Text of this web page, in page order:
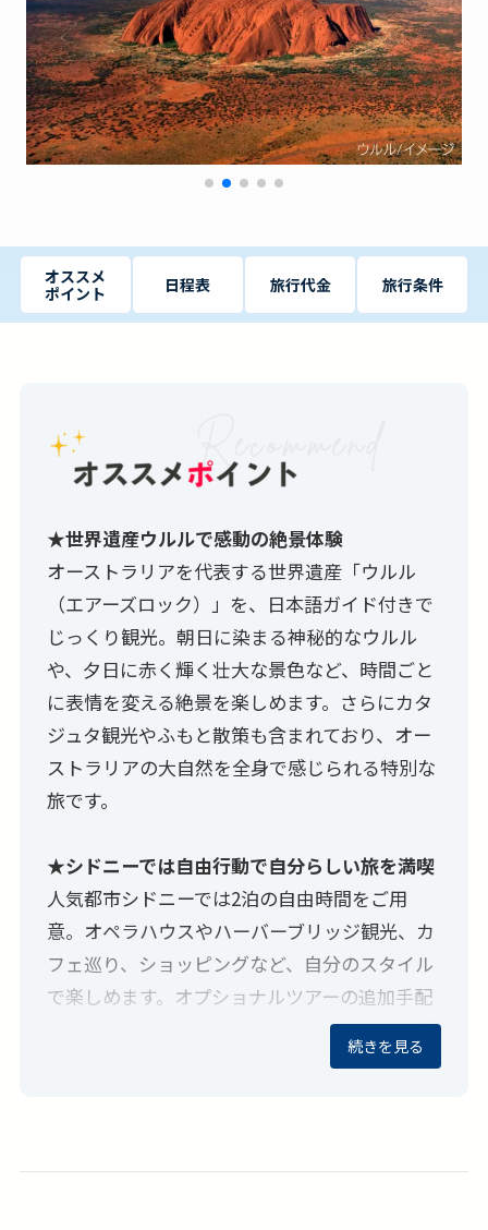
オススメ
ポイント
日程表 旅行代金 旅行条件
★世界遺産ウルルで感動の絶景体験
オーストラリアを代表する世界遺産「ウルル
（エアーズロック）」を、日本語ガイド付きで
じっくり観光。朝日に染まる神秘的なウルル
や、夕日に赤く輝く壮大な景色など、時間ごと
に表情を変える絶景を楽しめます。さらにカタ
ジュタ観光やふもと散策も含まれており、オー
ストラリアの大自然を全身で感じられる特別な
旅です。
★シドニーでは自由行動で自分らしい旅を満喫
人気都市シドニーでは2泊の自由時間をご用
意。オペラハウスやハーバーブリッジ観光、カ
フェ巡り、ショッピングなど、自分のスタイル
で楽しめます。オプショナルツアーの追加手配
も可能なので、世界遺産ブルーマウンテンズ観
光など、さらに充実した旅へのアレンジもおす
続きを見る